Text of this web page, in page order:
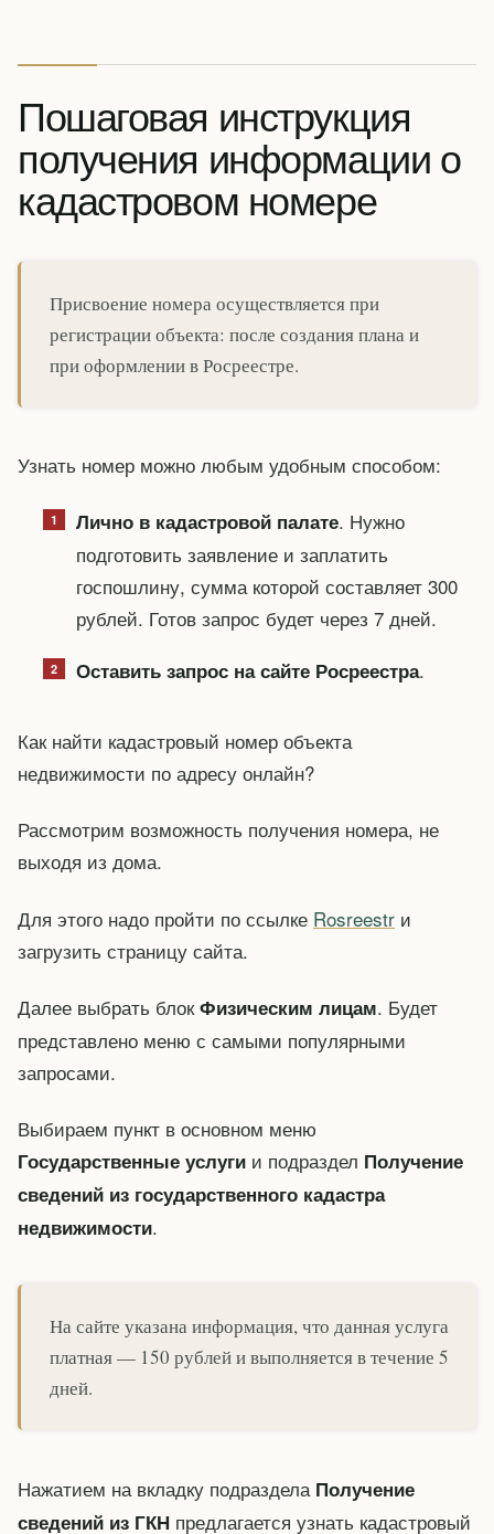
Пошаговая инструкция
получения информации о
кадастровом номере
Присвоение номера осуществляется при
регистрации объекта: после создания плана и
при оформлении в Росреестре.
Узнать номер можно любым удобным способом:
Лично в кадастровой палате. Нужно
подготовить заявление и заплатить
госпошлину, сумма которой составляет 300
рублей. Готов запрос будет через 7 дней.
Оставить запрос на сайте Росреестра.
Как найти кадастровый номер объекта
недвижимости по адресу онлайн?
Рассмотрим возможность получения номера, не
выходя из дома.
Для этого надо пройти по ссылке Rosreestr и
загрузить страницу сайта.
Далее выбрать блокФизическим лицам. Будет
представлено меню с самыми популярными
запросами.
Выбираем пункт в основном меню
Государственные услуги и подраздел Получение
сведений из государственного кадастра
недвижимости.
На сайте указана информация, что данная услуга
платная — 150 рублей и выполняется в течение 5
дней.
Нажатием на вкладку подраздела Получение
сведений из ГКН предлагается узнать кадастровый